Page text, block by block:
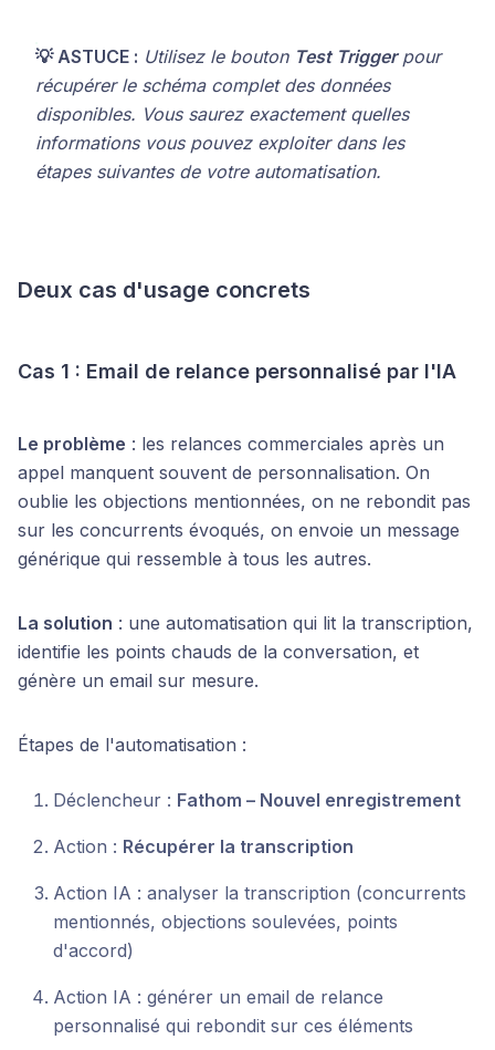
💡 ASTUCE : Utilisez le bouton Test Triggerpour
récupérer le schéma complet des données
disponibles. Vous saurez exactement quelles
informations vous pouvez exploiter dans les
étapes suivantes de votre automatisation.
Deux cas d'usage concrets
Cas 1 : Email de relance personnalisé par l'IA
Le problème : les relances commerciales après un
appel manquent souvent de personnalisation. On
oublie les objections mentionnées, on ne rebondit pas
sur les concurrents évoqués, on envoie un message
générique qui ressemble à tous les autres.
La solution : une automatisation qui lit la transcription,
identifie les points chauds de la conversation, et
génère un email sur mesure.
Étapes de l'automatisation :
Déclencheur : Fathom – Nouvel enregistrement
Action : Récupérer la transcription
Action IA : analyser la transcription (concurrents
mentionnés, objections soulevées, points
d'accord)
Action IA : générer un email de relance
personnalisé qui rebondit sur ces éléments